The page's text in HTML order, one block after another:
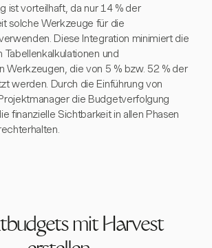
ist vorteilhaft, da nur 14 % der
solche Werkzeuge für die
Diese Integration minimiert die
Tabellenkalkulationen und
Werkzeugen, die von 5 % bzw. 52 % der
werden. Durch die Einführung von
die Budgetverfolgung
finanzielle Sichtbarkeit in allen Phasen
mit Harvest